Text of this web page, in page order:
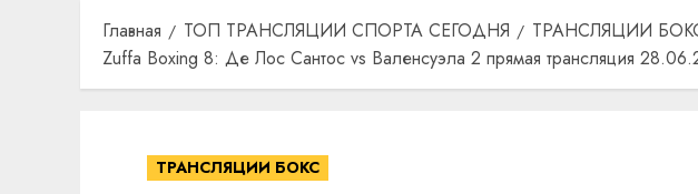
Главная ТОП ТРАНСЛЯЦИИ СПОРТА СЕГОДНЯ
ТРАНСЛЯЦИИ
Zuffa Boxing 8: Де Лос Сантос vs Валенсуэла 2 прямая трансляция
ТРАНСЛЯЦИИ БОКС